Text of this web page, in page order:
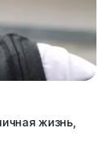
жизнь,